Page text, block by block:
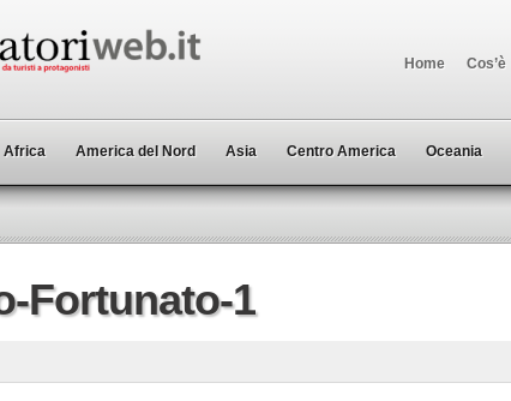
Home Cos’è
Africa America del Nord Asia Centro America Oceania
Fortunato-1